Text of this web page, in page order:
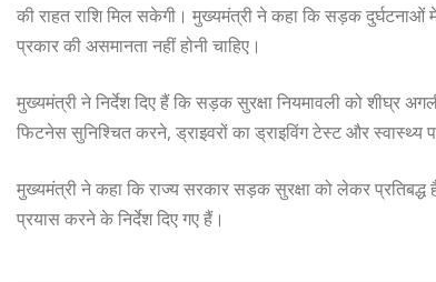
की राहत राशि मिल सकेगी। मुख्यमंत्री ने कहा कि सड़क दुर्घटनाओं
प्रकार की असमानता नहीं होनी चाहिए।
मुख्यमंत्री ने निर्देश दिए हैं कि सड़क सुरक्षा नियमावली को शीघ्र
फिटनेस सुनिश्चित करने, ड्राइवरों का ड्राइविंग टेस्ट और
मुख्यमंत्री ने कहा कि राज्य सरकार सड़क सुरक्षा को लेकर प्रतिबद्ध
प्रयास करने के निर्देश दिए गए हैं।